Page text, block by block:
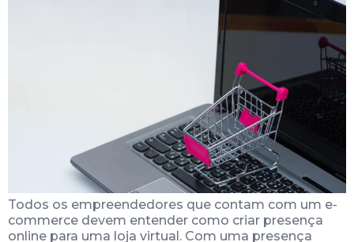
Todos os empreendedores que contam com um e-
commerce devem entender como criar presença
online para uma loja virtual. Com uma presença